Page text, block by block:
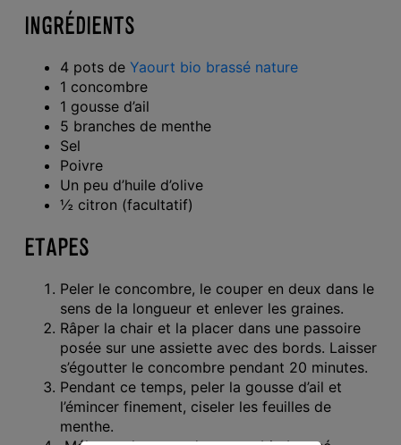
INGRÉDIENTS
4 pots de Yaourt bio brassé nature
1 concombre
1 gousse d’ail
5 branches de menthe
Sel
Poivre
Un peu d’huile d’olive
½ citron (facultatif)
ETAPES
Peler le concombre, le couper en deux dans le
sens de la longueur et enlever les graines.
Râper la chair et la placer dans une passoire
posée sur une assiette avec des bords. Laisser
s’égoutter le concombre pendant 20 minutes.
Pendant ce temps, peler la gousse d’ail et
l’émincer finement, ciseler les feuilles de
menthe.